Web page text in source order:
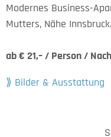
Modernes Business-
Mutters, Nähe Innsbruck.
ab € 21,– / Person /
Bilder & Ausstattung